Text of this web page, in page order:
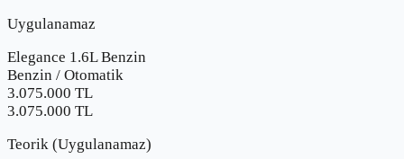
Uygulanamaz
Elegance 1.6L Benzin
Benzin / Otomatik
3.075.000 TL
3.075.000 TL
Teorik (Uygulanamaz)